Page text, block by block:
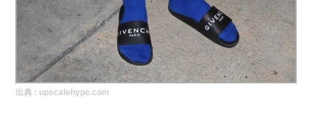
バイマ活動の疑問に売れっ子現役バイヤーが答えてみた
実録！海外ショップで買ってみた！
海外SHOP LIST
出典 : upscalehype.com